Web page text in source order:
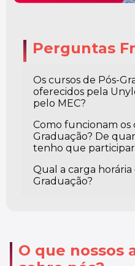
Perguntas
Os cursos de Pós-
oferecidos pela
pelo MEC?
Como funcionam os
Graduação? De
tenho que
Qual a carga horária
Graduação?
O que nossos